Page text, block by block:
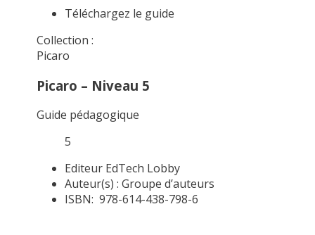
Téléchargez le guide
Collection :
Picaro
Picaro – Niveau 5
Guide pédagogique
5
Editeur EdTech Lobby
Auteur(s) : Groupe d’auteurs
ISBN: 978-614-438-798-6